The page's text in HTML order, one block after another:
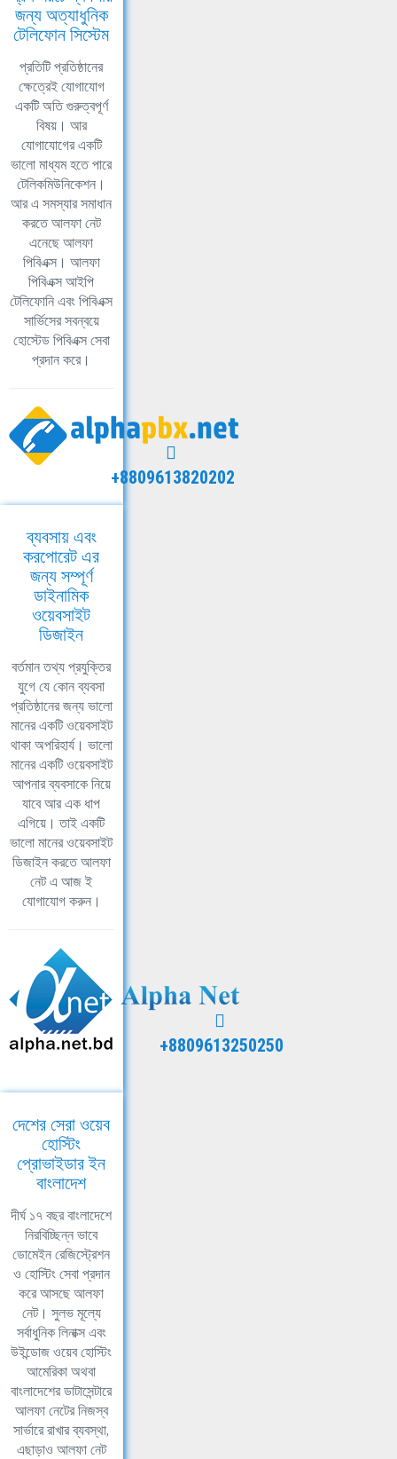
জন্য অত্যাধুনিক
টেলিফোন সিস্টেম
প্রতিটি প্রতিষ্ঠানের
ক্ষেত্রেই যোগাযোগ
একটি অতি গুরুত্বপূর্ণ
বিষয়। আর
যোগাযোগের একটি
ভালো মাধ্যম হতে পারে
টেলিকমিউনিকেশন।
আর এ সমস্যার সমাধান
করতে আলফা নেট
এনেছে আলফা
পিবিএক্স। আলফা
পিবিএক্স আইপি
টেলিফোনি এবং পিবিএক্স
সার্ভিসের সবন্বয়ে
হোস্টেড পিবিএক্স সেবা
প্রদান করে।
+8809613820202
ব্যবসায় এবং
করপোরেট এর
জন্য সম্পূর্ণ
ডাইনামিক
ওয়েবসাইট
ডিজাইন
বর্তমান তথ্য প্রযুক্তির
যুগে যে কোন ব্যবসা
প্রতিষ্ঠানের জন্য ভালো
মানের একটি ওয়েবসাইট
থাকা অপরিহার্য। ভালো
মানের একটি ওয়েবসাইট
আপনার ব্যবসাকে নিয়ে
যাবে আর এক ধাপ
এগিয়ে। তাই একটি
ভালো মানের ওয়েবসাইট
ডিজাইন করতে আলফা
নেট এ আজ ই
যোগাযোগ করুন।
+8809613250250
দেশের সেরা ওয়েব
হোস্টিং
প্রোভাইডার ইন
বাংলাদেশ
দীর্ঘ ১৭ বছর বাংলাদেশে
নিরবিচ্ছিন্ন ভাবে
ডোমেইন রেজিস্ট্রেশন
ও হোস্টিং সেবা প্রদান
করে আসছে আলফা
নেট। সুলভ মূল্যে
সর্বাধুনিক লিনাক্স এবং
উইন্ডোজ ওয়েব হোস্টিং
আমেরিকা অথবা
বাংলাদেশের ডাটাসেন্টারে
আলফা নেটের নিজস্ব
সার্ভারে রাখার ব্যবস্থা,
এছাড়াও আলফা নেট